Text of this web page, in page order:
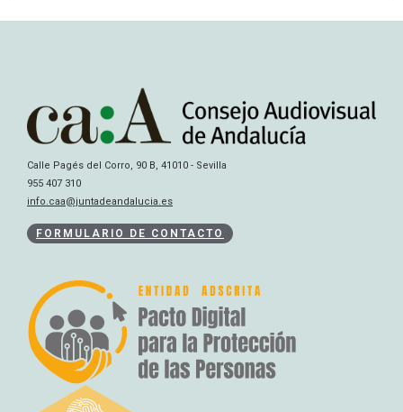
Calle Pagés del Corro, 90 B, 41010 - Sevilla
955 407 310
info.caa@juntadeandalucia.es
FORMULARIO DE CONTACTO